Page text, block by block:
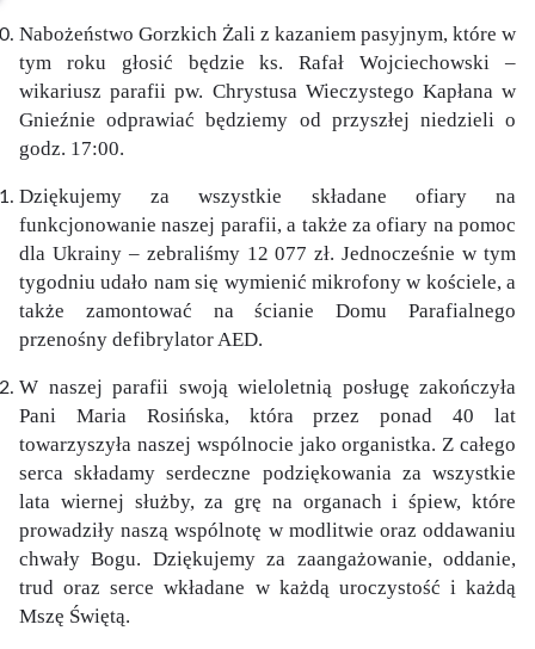
Nabożeństwo Gorzkich Żali z kazaniem pasyjnym, które w
tym roku głosić będzie ks. Rafał Wojciechowski –
wikariusz parafii pw. Chrystusa Wieczystego Kapłana w
Gnieźnie odprawiać będziemy od przyszłej niedzieli o
godz. 17:00.
Dziękujemy za wszystkie składane ofiary na
funkcjonowanie naszej parafii, a także za ofiary na pomoc
dla Ukrainy – zebraliśmy 12 077 zł. Jednocześnie w tym
tygodniu udało nam się wymienić mikrofony w kościele, a
także zamontować na ścianie Domu Parafialnego
przenośny defibrylator AED.
W naszej parafii swoją wieloletnią posługę zakończyła
Pani Maria Rosińska, która przez ponad 40 lat
towarzyszyła naszej wspólnocie jako organistka. Z całego
serca składamy serdeczne podziękowania za wszystkie
lata wiernej służby, za grę na organach i śpiew, które
prowadziły naszą wspólnotę w modlitwie oraz oddawaniu
chwały Bogu. Dziękujemy za zaangażowanie, oddanie,
trud oraz serce wkładane w każdą uroczystość i każdą
Mszę Świętą.